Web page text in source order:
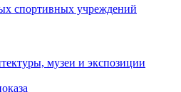
спортивных учреждений
музеи и экспозиции